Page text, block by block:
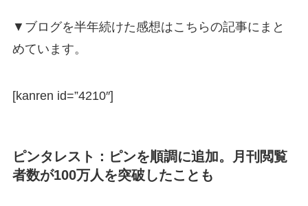
▼ブログを半年続けた感想はこちらの記事にまと
めています。
[kanren id=”4210″]
ピンタレスト：ピンを順調に追加。月刊閲覧
者数が100万人を突破したことも